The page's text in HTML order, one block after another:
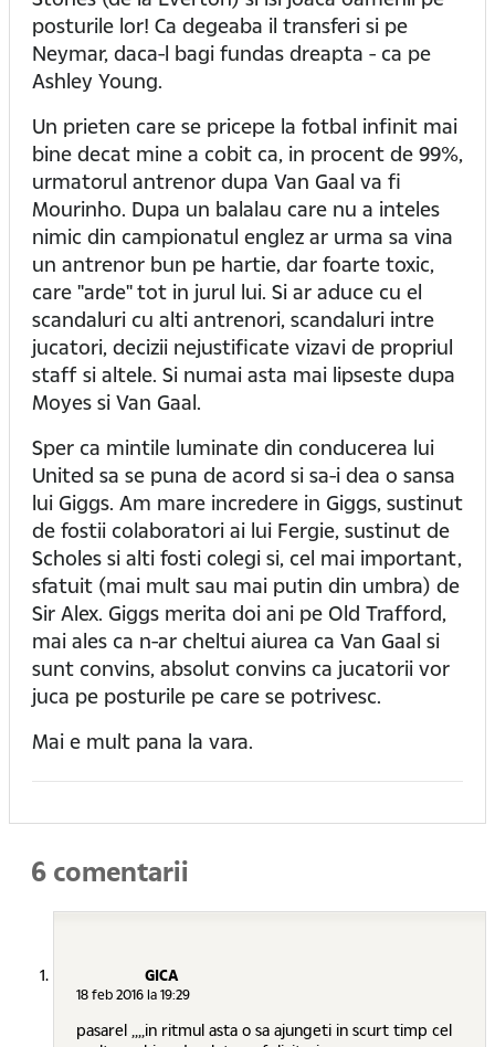
posturile lor! Ca degeaba il transferi si pe
Neymar, daca-l bagi fundas dreapta - ca pe
Ashley Young.
Un prieten care se pricepe la fotbal infinit mai
bine decat mine a cobit ca, in procent de 99%,
urmatorul antrenor dupa Van Gaal va fi
Mourinho. Dupa un balalau care nu a inteles
nimic din campionatul englez ar urma sa vina
un antrenor bun pe hartie, dar foarte toxic,
care "arde" tot in jurul lui. Si ar aduce cu el
scandaluri cu alti antrenori, scandaluri intre
jucatori, decizii nejustificate vizavi de propriul
staff si altele. Si numai asta mai lipseste dupa
Moyes si Van Gaal.
Sper ca mintile luminate din conducerea lui
United sa se puna de acord si sa-i dea o sansa
lui Giggs. Am mare incredere in Giggs, sustinut
de fostii colaboratori ai lui Fergie, sustinut de
Scholes si alti fosti colegi si, cel mai important,
sfatuit (mai mult sau mai putin din umbra) de
Sir Alex. Giggs merita doi ani pe Old Trafford,
mai ales ca n-ar cheltui aiurea ca Van Gaal si
sunt convins, absolut convins ca jucatorii vor
juca pe posturile pe care se potrivesc.
Mai e mult pana la vara.
6 comentarii
GICA
18 feb 2016 la 19:29
pasarel ,,,,in ritmul asta o sa ajungeti in scurt timp cel